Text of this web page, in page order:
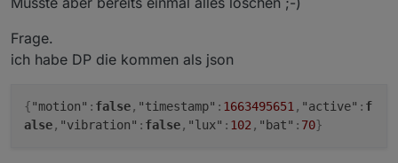
Frage.
ich habe DP die kommen als json
{"motion" : false, "timestamp" : 1663495651 , "active" : f
alse, "vibration" : false, "lux" : 102 , "bat" : 70}